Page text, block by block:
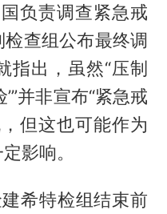
负责调查紧急戒
查组公布最终调
指出，虽然“压制
并非宣布“紧急戒
但这也可能作为
影响。
希特检组结束前